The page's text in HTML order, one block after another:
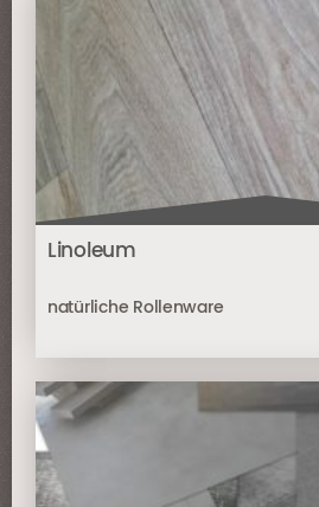
Linoleum
natürliche Rollenware